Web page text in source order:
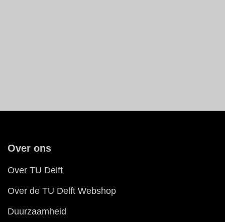
Over ons
Over TU Delft
Over de TU Delft Webshop
Duurzaamheid